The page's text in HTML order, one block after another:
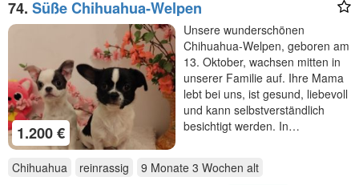
74. Süße Chihuahua-Welpen
1.200 €
Unsere wunderschönen
Chihuahua-Welpen, geboren am
13. Oktober, wachsen mitten in
unserer Familie auf. Ihre Mama
lebt bei uns, ist gesund, liebevoll
und kann selbstverständlich
besichtigt werden. In…
Chihuahua reinrassig 9 Monate 3 Wochen alt